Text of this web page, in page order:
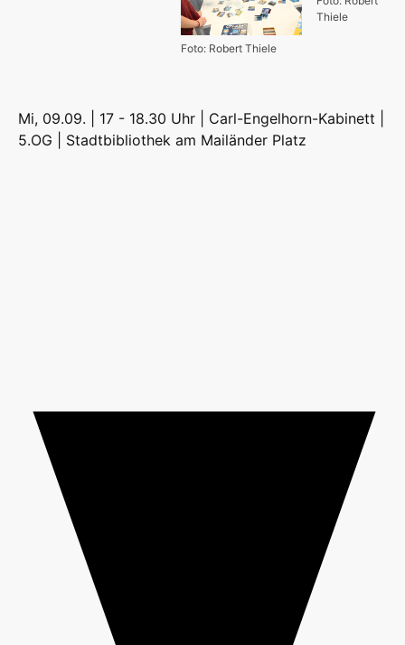
Thiele
Foto: Robert Thiele
Mi, 09.09. | 17 - 18.30 Uhr | Carl-Engelhorn-Kabinett |
5.OG | Stadtbibliothek am Mailänder Platz